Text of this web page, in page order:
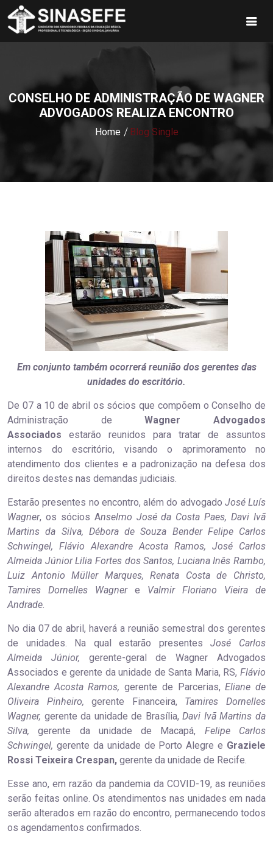
CONSELHO DE ADMINISTRAÇÃO DE WAGNER
ADVOGADOS REALIZA ENCONTRO
Home Blog Single
Em conjunto também ocorrerá reunião dos gerentes das
unidades do escritório.
De 07 a 10 de abril os sócios que compõem o Conselho de
Administração deWagner Advogados
Associados estarão reunidos para tratar de assuntos
internos do escritório, visando o aprimoramento no
atendimento dos clientes e a padronização na defesa dos
direitos destes nas demandas judiciais.
Estarão presentes no encontro, além do advogado José Luís
Wagner, os sócios Anselmo José da Costa Paes, Davi Ivã
Martins da Silva, Débora de Souza Bender Felipe Carlos
Schwingel, Flávio Alexandre Acosta Ramos, José Carlos
Almeida Júnior Lilia Fortes dos Santos, Luciana Inês Rambo,
Luiz Antonio Müller Marques, Renata Costa de Christo,
Tamires Dornelles Wagnere Valmir Floriano Vieira de
Andrade.
No dia 07 de abril, haverá a reunião semestral dos gerentes
de unidades. Na qual estarão presentesJosé Carlos
Almeida Júnior, gerente-geral de Wagner Advogados
Associados e gerente da unidade de Santa Maria, RS, Flávio
Alexandre Acosta Ramos, gerente de Parcerias,Eliane de
Oliveira Pinheiro, gerente Financeira, Tamires Dornelles
Wagner, gerente da unidade de Brasília,Davi Ivã Martins da
Silva, gerente da unidade de Macapá, Felipe Carlos
Schwingel, gerente da unidade de Porto Alegre e Graziele
Rossi Teixeira Crespan, gerente da unidade de Recife.
Esse ano, em razão da pandemia da COVID-19, as reuniões
serão feitas online. Os atendimentos nas unidades em nada
serão alterados em razão do encontro, permanecendo todos
os agendamentos confirmados.